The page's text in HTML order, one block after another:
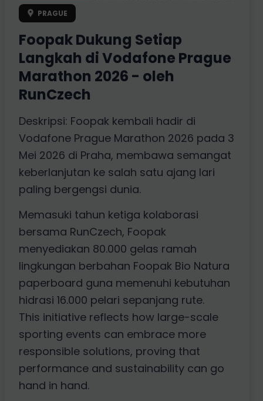
PRAGUE
Foopak Dukung Setiap
Langkah di Vodafone Prague
Marathon 2026 - oleh
RunCzech
Deskripsi: Foopak kembali hadir di
Vodafone Prague Marathon 2026 pada 3
Mei 2026 di Praha, membawa semangat
keberlanjutan ke salah satu ajang lari
paling bergengsi dunia.
Memasuki tahun ketiga kolaborasi
bersama RunCzech, Foopak
menyediakan 80.000 gelas ramah
lingkungan berbahan Foopak Bio Natura
paperboard guna memenuhi kebutuhan
hidrasi 16.000 pelari sepanjang rute.
This initiative reflects how large-scale
sporting events can embrace more
responsible solutions, proving that
performance and sustainability can go
hand in hand.